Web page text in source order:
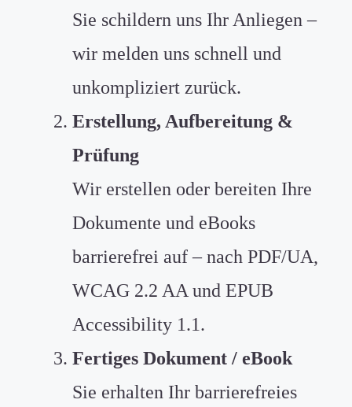
Sie schildern uns Ihr Anliegen –
wir melden uns schnell und
unkompliziert zurück.
Erstellung, Aufbereitung &
Prüfung
Wir erstellen oder bereiten Ihre
Dokumente und eBooks
barrierefrei auf – nach PDF/UA,
WCAG 2.2 AA und EPUB
Accessibility 1.1.
Fertiges Dokument / eBook
Sie erhalten Ihr barrierefreies